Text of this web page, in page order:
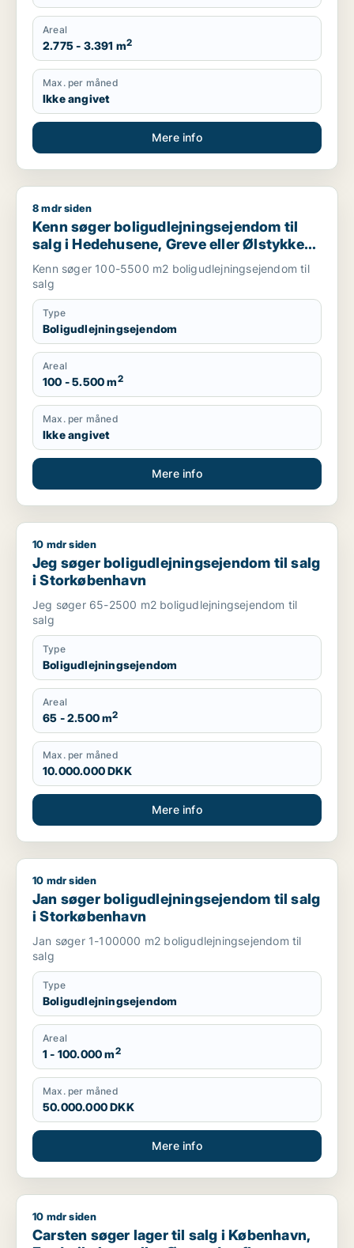
Areal
2.775 - 3.391 m2
Max. per måned
Ikke angivet
Mere info
Kenn søger boligudlejningsejendom til salg i Hedehusene,
8 mdr siden
Kenn søger boligudlejningsejendom til
salg i Hedehusene, Greve eller Ølstykke
m.fl.
Kenn søger 100-5500 m2 boligudlejningsejendom til
salg
Type
Boligudlejningsejendom
Areal
100 - 5.500 m2
Max. per måned
Ikke angivet
Mere info
Jeg søger boligudlejningsejendom til salg i Storkøbenhavn
10 mdr siden
Jeg søger boligudlejningsejendom til salg
i Storkøbenhavn
Jeg søger 65-2500 m2 boligudlejningsejendom til
salg
Type
Boligudlejningsejendom
Areal
65 - 2.500 m2
Max. per måned
10.000.000 DKK
Mere info
Jan søger boligudlejningsejendom til salg i Storkøbenhavn
10 mdr siden
Jan søger boligudlejningsejendom til salg
i Storkøbenhavn
Jan søger 1-100000 m2 boligudlejningsejendom til
salg
Type
Boligudlejningsejendom
Areal
1 - 100.000 m2
Max. per måned
50.000.000 DKK
Mere info
Carsten søger lager til salg i København, Frederiksberg
10 mdr siden
Carsten søger lager til salg i København,